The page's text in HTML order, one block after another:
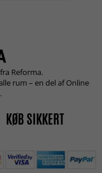
Reforma.
rum – en del af Online
KØB SIKKERT